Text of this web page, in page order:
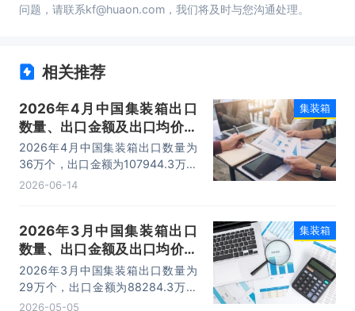
问题，请联系kf@huaon.com，我们将及时与您沟通处理。
相关推荐
2026年4月中国集装箱出口
数量、出口金额及出口均价统
计分析
2026年4月中国集装箱出口数量为
36万个，出口金额为107944.3万美
元，出口均价为2998.5美元/个。
2026-06-14
集装箱
2026年3月中国集装箱出口
数量、出口金额及出口均价统
计分析
2026年3月中国集装箱出口数量为
29万个，出口金额为88284.3万美
元，出口均价为3044.3美元/个。
2026-05-05
集装箱